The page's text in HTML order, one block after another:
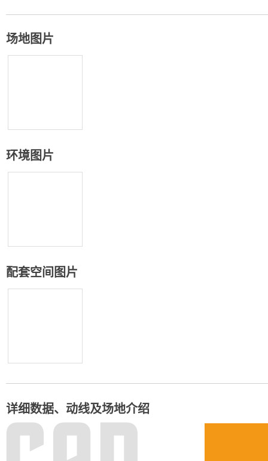
场地图片
环境图片
配套空间图片
详细数据、动线及场地介绍